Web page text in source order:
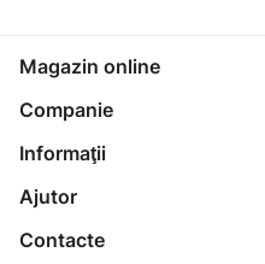
Magazin online
Companie
Informaţii
Ajutor
Contacte